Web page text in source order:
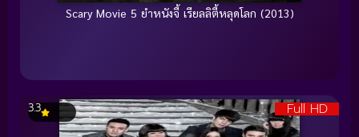
Scary Movie 5 ยำหนังจี้ เรียลลิตี้หลุดโลก (2013)
Full HD
3.3